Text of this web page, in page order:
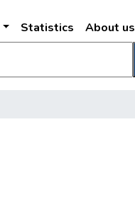
Statistics About us